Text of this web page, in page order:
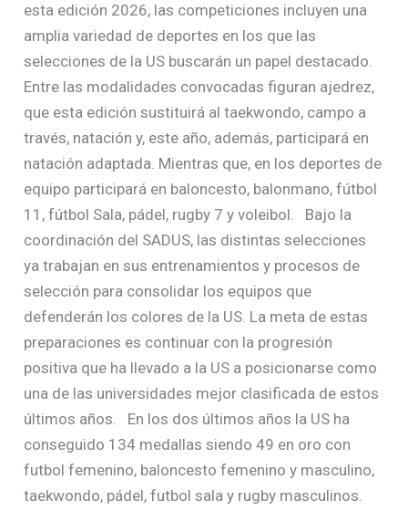
esta edición 2026, las competiciones incluyen una
amplia variedad de deportes en los que las
selecciones de la US buscarán un papel destacado.
Entre las modalidades convocadas figuran ajedrez,
que esta edición sustituirá al taekwondo, campo a
través, natación y, este año, además, participará en
natación adaptada. Mientras que, en los deportes de
equipo participará en baloncesto, balonmano, fútbol
11, fútbol Sala, pádel, rugby 7 y voleibol. Bajo la
coordinación del SADUS, las distintas selecciones
ya trabajan en sus entrenamientos y procesos de
selección para consolidar los equipos que
defenderán los colores de la US. La meta de estas
preparaciones es continuar con la progresión
positiva que ha llevado a la US a posicionarse como
una de las universidades mejor clasificada de estos
últimos años. En los dos últimos años la US ha
conseguido 134 medallas siendo 49 en oro con
futbol femenino, baloncesto femenino y masculino,
taekwondo, pádel, futbol sala y rugby masculinos.